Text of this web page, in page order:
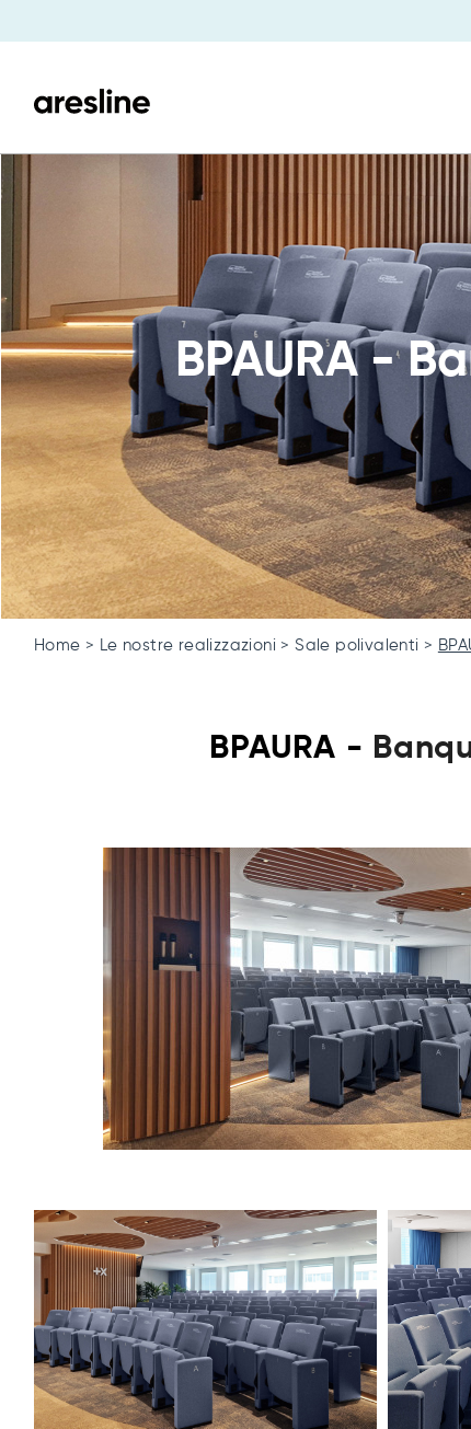
BPAURA -
Home Le nostre realizzazioni Sale polivalenti
BPAURA -